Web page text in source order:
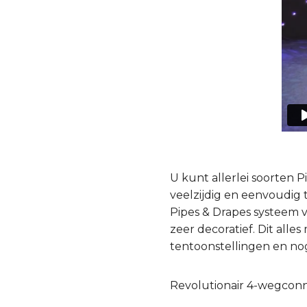
U kunt allerlei soorten
veelzijdig en eenvoudig
Pipes & Drapes
zeer decoratief. Dit
tentoonstellingen en
Revolutionair 4-